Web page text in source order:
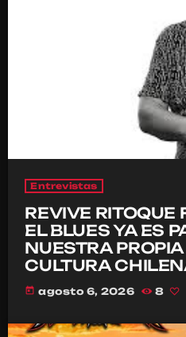
Entrevistas
REVIVE RITOQUE
EL BLUES YA ES
NUESTRA
CULTURA
today agosto 6, 2026 8